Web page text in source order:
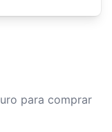
para comprar